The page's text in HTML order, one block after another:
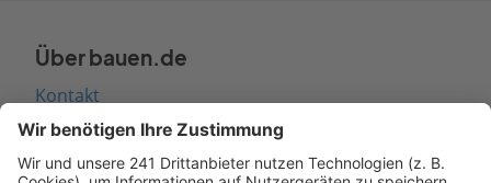
Über bauen.de
Kontakt
Seitenaufbau
Barrierefreiheit